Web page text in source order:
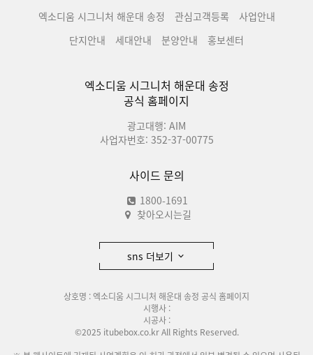
엑소디움 시그니처 해운대 송정 관심고객등록
사업안내
단지안내
세대안내 분양안내 홍보센터
엑소디움 시그니처 해운대 송정
공식 홈페이지
광고대행: AIM
사업자번호: 352-37-00775
사이드 문의
1800-1691
찾아오시는길
sns 더보기
상호명 : 엑소디움 시그니처 해운대 송정 공식 홈페이지
시행사 :
시공사 :
©2025 itubebox.co.kr All Rights Reserved.